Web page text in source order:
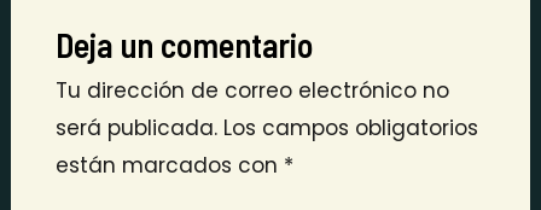
Deja un comentario
Tu dirección de correo electrónico no
será publicada. Los campos obligatorios
están marcados con *